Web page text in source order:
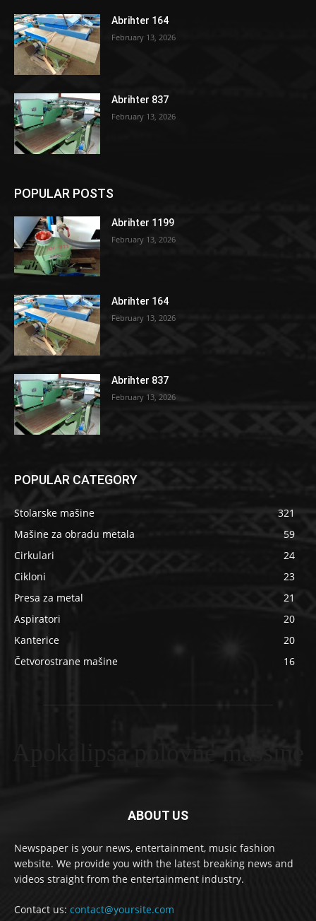
Abrihter 164
February 13, 2026
Abrihter 837
February 13, 2026
POPULAR POSTS
Abrihter 1199
February 13, 2026
Abrihter 164
February 13, 2026
Abrihter 837
February 13, 2026
POPULAR CATEGORY
Stolarske mašine
321
Mašine za obradu metala
59
Cirkulari
24
Cikloni
23
Presa za metal
21
Aspiratori
20
Kanterice
20
Četvorostrane mašine
16
Apokalipsa polovne masšine
ABOUT US
Newspaper is your news, entertainment, music fashion
website. We provide you with the latest breaking news and
videos straight from the entertainment industry.
Contact us: contact@yoursite.com